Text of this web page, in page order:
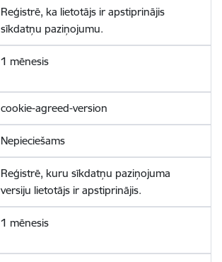
Reģistrē, ka lietotājs ir apstiprinājis
sīkdatņu paziņojumu.
1 mēnesis
cookie-agreed-version
Nepieciešams
Reģistrē, kuru sīkdatņu paziņojuma
versiju lietotājs ir apstiprinājis.
1 mēnesis